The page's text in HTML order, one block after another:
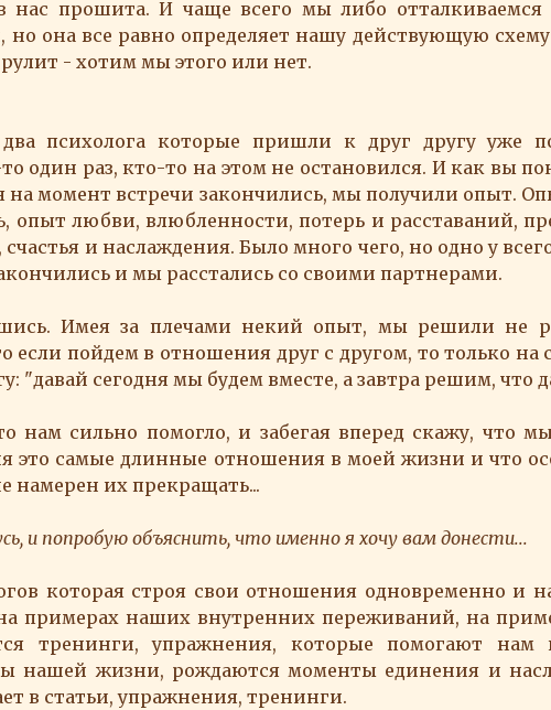
в нас прошита. И чаще всего мы либо
но она все равно определяет нашу действующую
рулит - хотим мы этого или нет.
психолога которые пришли к друг другу уже
один раз, кто-то на этом не остановился. И как вы
момент встречи закончились, мы получили опыт.
опыт любви, влюбленности, потерь и расставаний,
и наслаждения. Было много чего, но одно у
и мы расстались со своими партнерами.
Имея за плечами некий опыт, мы решили не
если пойдем в отношения друг с другом, то только на
"давай сегодня мы будем вместе, а завтра решим, что
нам сильно помогло, и забегая вперед скажу, что
это самые длинные отношения в моей жизни и что
намерен их прекращать...
и попробую объяснить, что именно я хочу вам донести...
которая строя свои отношения одновременно и
примерах наших внутренних переживаний, на
тренинги, упражнения, которые помогают нам
нашей жизни, рождаются моменты единения и
в статьи, упражнения, тренинги.